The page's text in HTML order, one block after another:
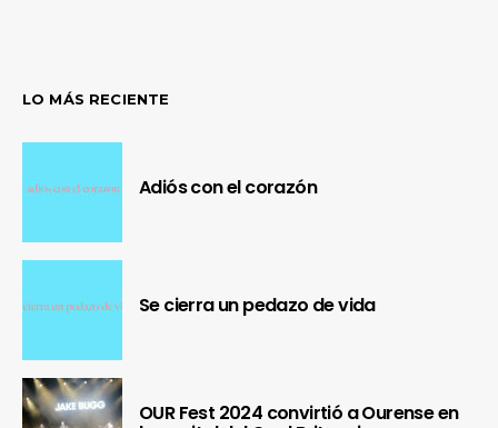
LO MÁS RECIENTE
Adiós con el corazón
Se cierra un pedazo de vida
OUR Fest 2024 convirtió a Ourense en